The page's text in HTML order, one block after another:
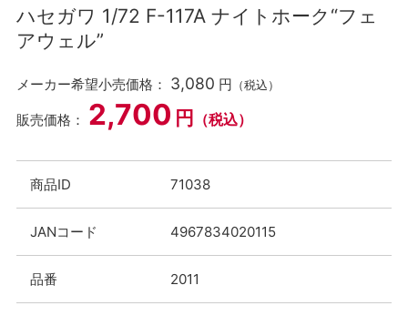
ハセガワ 1/72 F-117A ナイトホーク“フェ
アウェル”
メーカー希望小売価格： 3,080 円 （税込）
販売価格： 2,700 円 （税込）
商品ID 71038
JANコード 4967834020115
品番 2011